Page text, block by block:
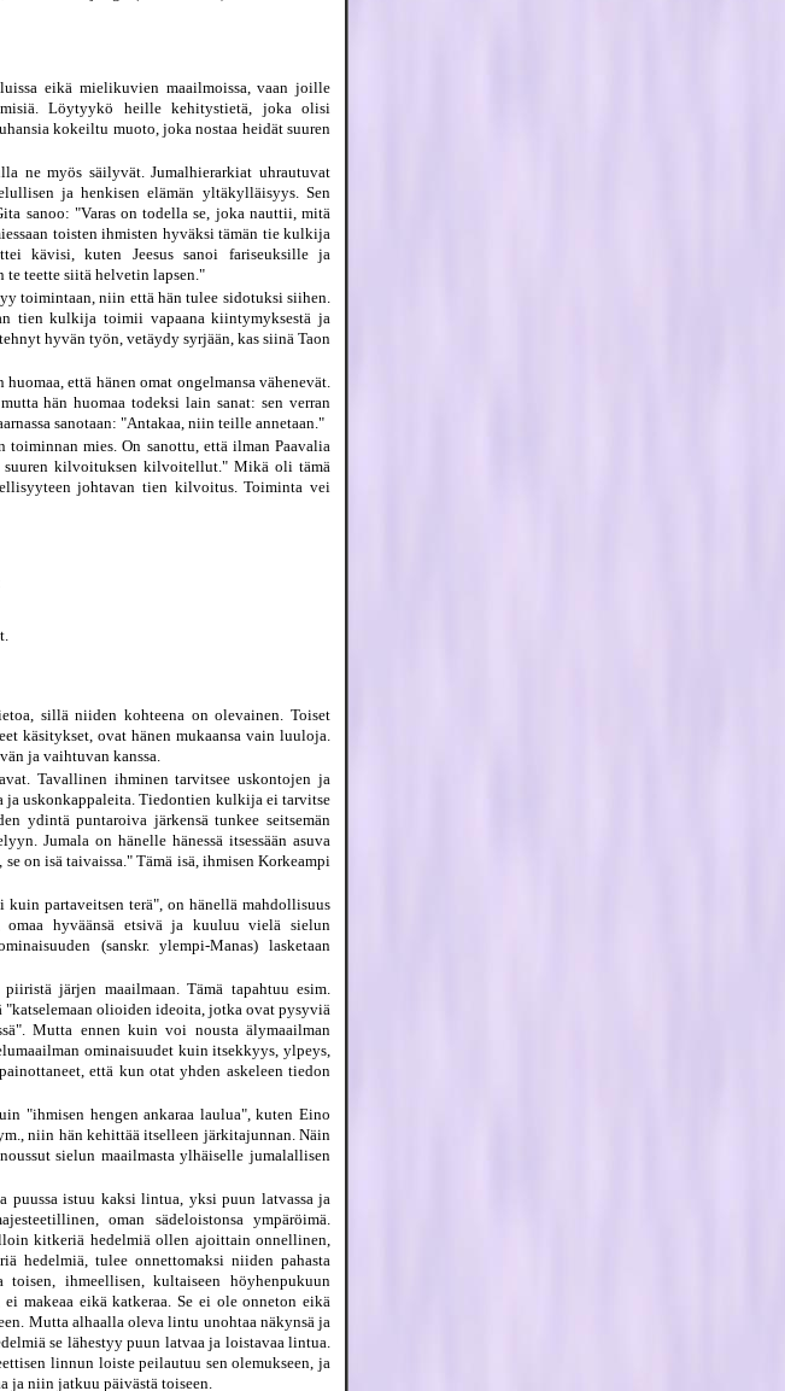
eikä mielikuvien maailmoissa, vaan joille
Löytyykö heille kehitystietä, joka olisi
kokeiltu muoto, joka nostaa heidät suuren
ne myös säilyvät. Jumalhierarkiat uhrautuvat
ja henkisen elämän yltäkylläisyys. Sen
sanoo: "Varas on todella se, joka nauttii, mitä
toisten ihmisten hyväksi tämän tie kulkija
kävisi, kuten Jeesus sanoi fariseuksille ja
teette siitä helvetin lapsen."
toimintaan, niin että hän tulee sidotuksi siihen.
tien kulkija toimii vapaana kiintymyksestä ja
hyvän työn, vetäydy syrjään, kas siinä Taon
että hänen omat ongelmansa vähenevät.
hän huomaa todeksi lain sanat: sen verran
sanotaan: "Antakaa, niin teille annetaan."
mies. On sanottu, että ilman Paavalia
suuren kilvoituksen kilvoitellut." Mikä oli tämä
johtavan tien kilvoitus. Toiminta vei
sillä niiden kohteena on olevainen. Toiset
käsitykset, ovat hänen mukaansa vain luuloja.
ja vaihtuvan kanssa.
Tavallinen ihminen tarvitsee uskontojen ja
uskonkappaleita. Tiedontien kulkija ei tarvitse
ydintä puntaroiva järkensä tunkee seitsemän
Jumala on hänelle hänessä itsessään asuva
on isä taivaissa." Tämä isä, ihmisen Korkeampi
partaveitsen terä", on hänellä mahdollisuus
hyväänsä etsivä ja kuuluu vielä sielun
(sanskr. ylempi-Manas) lasketaan
järjen maailmaan. Tämä tapahtuu esim.
olioiden ideoita, jotka ovat pysyviä
Mutta ennen kuin voi nousta älymaailman
ominaisuudet kuin itsekkyys, ylpeys,
että kun otat yhden askeleen tiedon
"ihmisen hengen ankaraa laulua", kuten Eino
niin hän kehittää itselleen järkitajunnan. Näin
sielun maailmasta ylhäiselle jumalallisen
puussa istuu kaksi lintua, yksi puun latvassa ja
oman sädeloistonsa ympäröimä.
kitkeriä hedelmiä ollen ajoittain onnellinen,
hedelmiä, tulee onnettomaksi niiden pahasta
ihmeellisen, kultaiseen höyhenpukuun
makeaa eikä katkeraa. Se ei ole onneton eikä
Mutta alhaalla oleva lintu unohtaa näkynsä ja
se lähestyy puun latvaa ja loistavaa lintua.
linnun loiste peilautuu sen olemukseen, ja
ja niin jatkuu päivästä toiseen.